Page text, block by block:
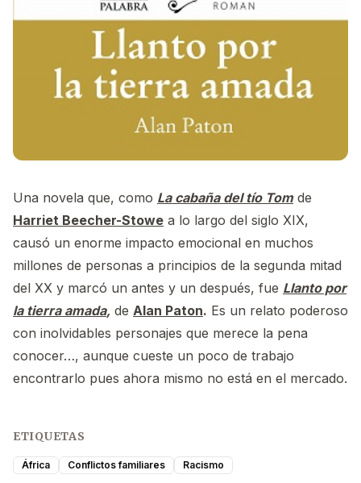
Una novela que, como La cabaña del tío Tomde
Harriet Beecher-Stowe a lo largo del siglo XIX,
causó un enorme impacto emocional en muchos
millones de personas a principios de la segunda mitad
del XX y marcó un antes y un después, fue Llanto por
la tierra amada, de Alan Paton. Es un relato poderoso
con inolvidables personajes que merece la pena
conocer…, aunque cueste un poco de trabajo
encontrarlo pues ahora mismo no está en el mercado.
ETIQUETAS
África Conflictos familiares Racismo